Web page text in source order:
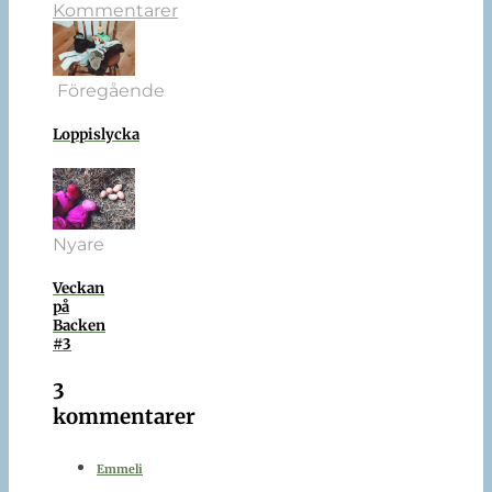
Kommentarer
Föregående
Loppislycka
Nyare
Veckan
på
Backen
#3
3
kommentarer
Emmeli